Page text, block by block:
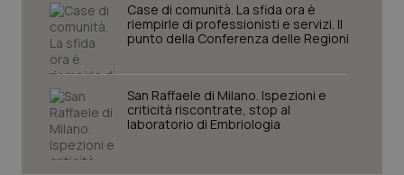
Case di comunità. La sfida ora è
riempirle di professionisti e servizi. Il
punto della Conferenza delle Regioni
San Raffaele di Milano. Ispezioni e
criticità riscontrate, stop al
laboratorio di Embriologia
VISITOR_PRIVACY_METADATA
YouTube
.youtube.com